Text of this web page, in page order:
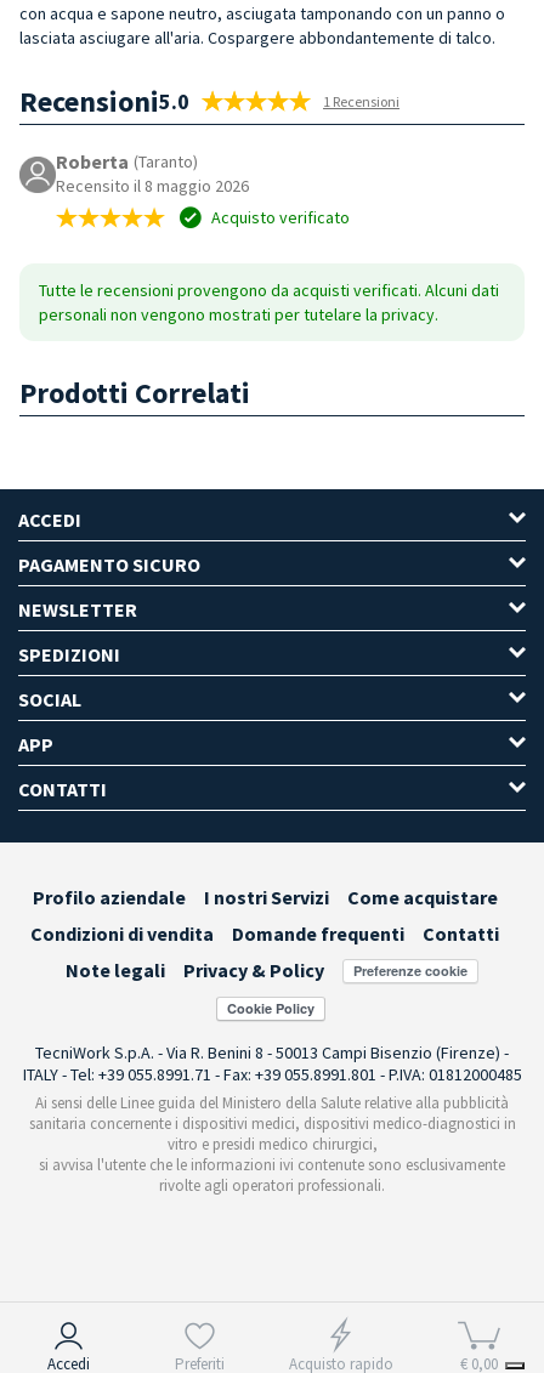
Accedi Preferiti Acquisto rapido € 0,00
con acqua e sapone neutro, asciugata tamponando con un panno o
lasciata asciugare all'aria. Cospargere abbondantemente di talco.
Recensioni5.0 1 Recensioni
Roberta (Taranto)
Recensito il 8 maggio 2026
Acquisto verificato
Tutte le recensioni provengono da acquisti verificati. Alcuni dati
personali non vengono mostrati per tutelare la privacy.
Prodotti Correlati
ACCEDI
PAGAMENTO SICURO
NEWSLETTER
SPEDIZIONI
SOCIAL
APP
CONTATTI
Profilo aziendale I nostri Servizi
Come acquistare
Condizioni di vendita
Domande frequenti
Contatti
Note legali
Privacy & Policy Preferenze cookie
TecniWork S.p.A. - Via R. Benini 8 - 50013 Campi Bisenzio (Firenze) -
ITALY - Tel: +39 055.8991.71 - Fax: +39 055.8991.801 - P.IVA: 01812000485
Ai sensi delle Linee guida del Ministero della Salute relative alla pubblicità
sanitaria concernente i dispositivi medici, dispositivi medico-diagnostici in
vitro e presidi medico chirurgici,
si avvisa l'utente che le informazioni ivi contenute sono esclusivamente
rivolte agli operatori professionali.
Informativa sulla raccolta